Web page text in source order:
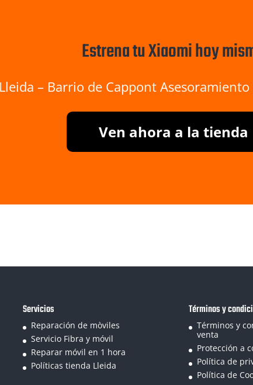
Estrena tu Xiaomi hoy
– Barrio de Cappont
Ven ahora a la tienda
Servicios
Reparación de mòviles
Servicio Fibra y móvil
Reparar móvil en 1 hora
Políticas tienda Lleida
Términos y
Términos y
venta
Protección a
Política de
Política de